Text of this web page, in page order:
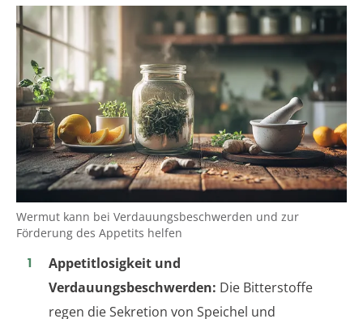
Wermut kann bei Verdauungsbeschwerden und zur
Förderung des Appetits helfen
Appetitlosigkeit und
Verdauungsbeschwerden: Die Bitterstoffe
regen die Sekretion von Speichel und